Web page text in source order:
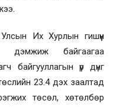
Их Хурлын гишүүн
дэмжиж байгаагаа
байгууллагын үр дүнг
23.4 дэх заалтад
төсөл, хөтөлбөр